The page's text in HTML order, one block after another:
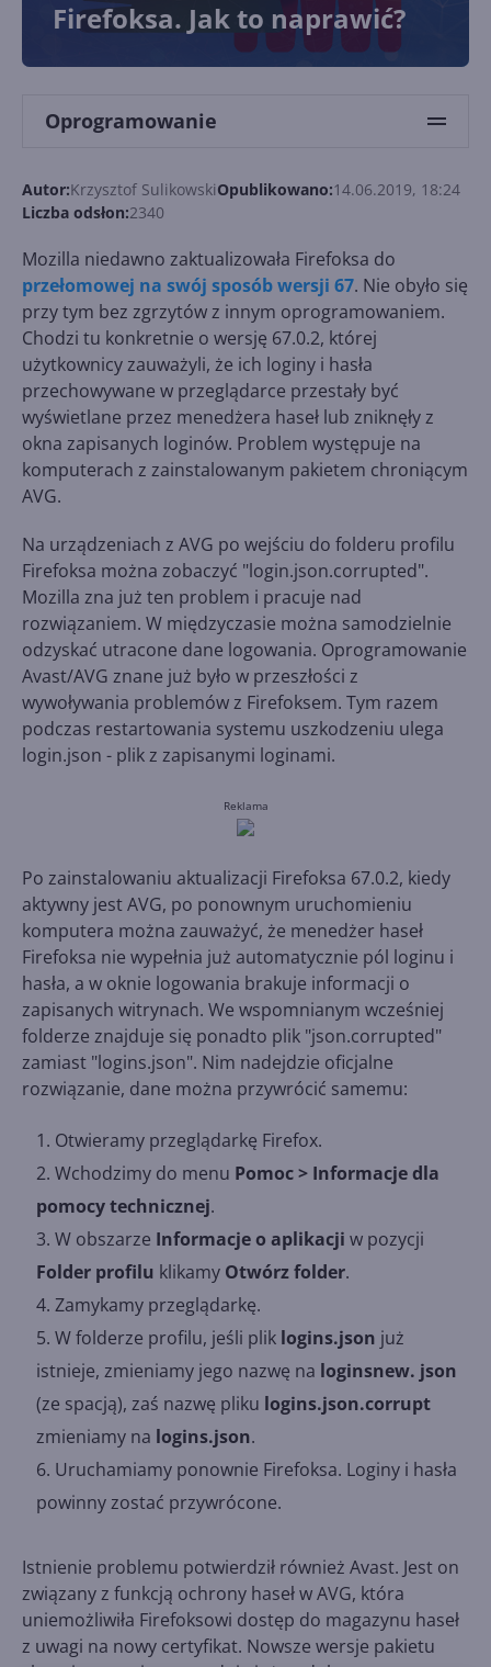
Firefoksa. Jak to naprawić?
Oprogramowanie
Autor:Krzysztof SulikowskiOpublikowano:14.06.2019, 18:24
Liczba odsłon:2340
Mozilla niedawno zaktualizowała Firefoksa do
przełomowej na swój sposób wersji 67. Nie obyło się
przy tym bez zgrzytów z innym oprogramowaniem.
Chodzi tu konkretnie o wersję 67.0.2, której
użytkownicy zauważyli, że ich loginy i hasła
przechowywane w przeglądarce przestały być
wyświetlane przez menedżera haseł lub zniknęły z
okna zapisanych loginów. Problem występuje na
komputerach z zainstalowanym pakietem chroniącym
AVG.
Na urządzeniach z AVG po wejściu do folderu profilu
Firefoksa można zobaczyć "login.json.corrupted".
Mozilla zna już ten problem i pracuje nad
rozwiązaniem. W międzyczasie można samodzielnie
odzyskać utracone dane logowania. Oprogramowanie
Avast/AVG znane już było w przeszłości z
wywoływania problemów z Firefoksem. Tym razem
podczas restartowania systemu uszkodzeniu ulega
login.json - plik z zapisanymi loginami.
Reklama
Po zainstalowaniu aktualizacji Firefoksa 67.0.2, kiedy
aktywny jest AVG, po ponownym uruchomieniu
komputera można zauważyć, że menedżer haseł
Firefoksa nie wypełnia już automatycznie pól loginu i
hasła, a w oknie logowania brakuje informacji o
zapisanych witrynach. We wspomnianym wcześniej
folderze znajduje się ponadto plik "json.corrupted"
zamiast "logins.json". Nim nadejdzie oficjalne
rozwiązanie, dane można przywrócić samemu:
Otwieramy przeglądarkę Firefox.
Wchodzimy do menu Pomoc > Informacje dla
pomocy technicznej.
W obszarze Informacje o aplikacji w pozycji
Folder profilu klikamy Otwórz folder.
Zamykamy przeglądarkę.
W folderze profilu, jeśli plik logins.json już
istnieje, zmieniamy jego nazwę na loginsnew. json
(ze spacją), zaś nazwę pliku logins.json.corrupt
zmieniamy na logins.json.
Uruchamiamy ponownie Firefoksa. Loginy i hasła
powinny zostać przywrócone.
Istnienie problemu potwierdził również Avast. Jest on
związany z funkcją ochrony haseł w AVG, która
uniemożliwiła Firefoksowi dostęp do magazynu haseł
z uwagi na nowy certyfikat. Nowsze wersje pakietu